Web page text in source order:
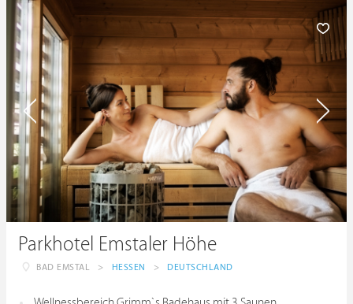
Parkhotel Emstaler Höhe
BAD EMSTAL > HESSEN > DEUTSCHLAND